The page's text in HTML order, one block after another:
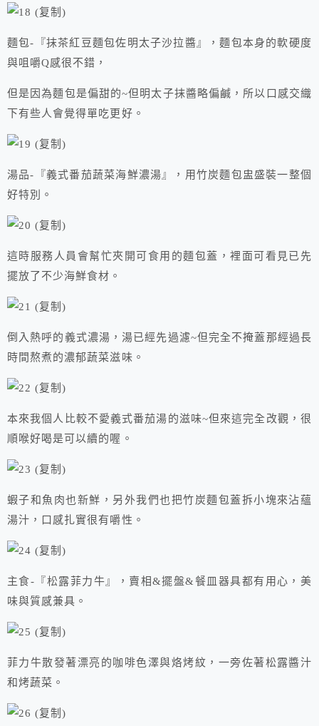
麵包-『抹茶紅豆麵包佐明太子沙拉醬』，麵包本身的軟硬度
與咀嚼Q感很不錯，
但是因為麵包是偏甜的~但明太子抹醬略偏鹹，所以口感交織
下有些人會覺得單吃更好。
湯品-『義式番茄蔬菜海鮮濃湯』，用竹炭麵包盅盛裝一整個
好特別。
這時服務人員會幫忙夾開可食用的麵包蓋，裡面可看見已先
擺放了不少海鮮食材。
倒入熱呼的義式濃湯，湯已經先過濾~但完全不掩蓋那經過長
時間熬煮的濃郁蔬菜滋味。
本來我個人比較不愛義式番茄湯的滋味~但來這完全改觀，很
順喉好喝是可以續的喔。
蝦子和魚肉也新鮮，另外我們也把竹炭麵包蓋拆小塊來沾蘊
湯汁，口感扎實很有嚼性。
主食-『松露菲力牛』，賣相&擺盤&餐皿器具都有用心，美
味與質感兼具。
菲力牛散發著漂亮的咖啡色澤與烙烤紋，一旁佐著松露醬汁
和烤蔬菜。